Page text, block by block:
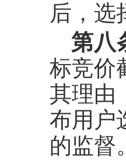
后，选
第八
标竞价
其理由
布用户
的监督。